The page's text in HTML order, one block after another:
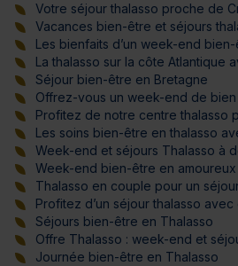
Votre séjour thalasso proche de
Vacances bien-être et séjours
Les bienfaits d’un week-end
La thalasso sur la côte Atlantique
Séjour bien-être en Bretagne
Offrez-vous un week-end de
Profitez de notre centre thalasso
Les soins bien-être en thalasso
Week-end et séjours Thalasso à
Week-end bien-être en amoureux
Thalasso en couple pour un
Profitez d’un séjour thalasso avec
Séjours bien-être en Thalasso
Offre Thalasso : week-end et
Journée bien-être en Thalasso